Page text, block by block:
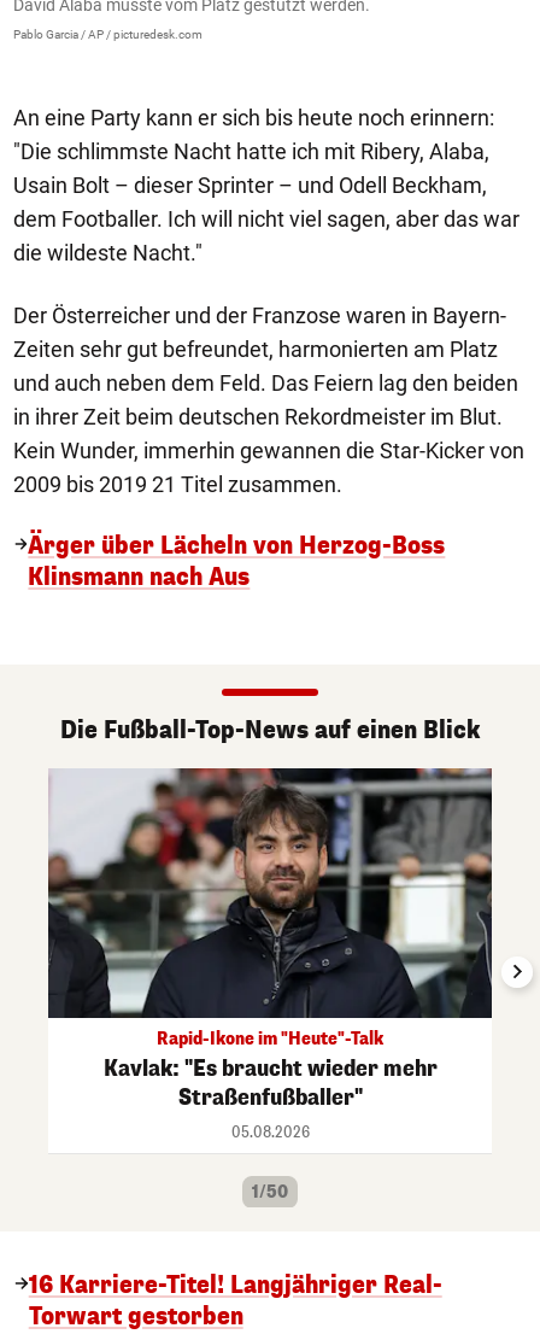
David Alaba musste vom Platz gestützt werden.
Pablo Garcia / AP / picturedesk.com
An eine Party kann er sich bis heute noch erinnern:
"Die schlimmste Nacht hatte ich mit Ribery, Alaba,
Usain Bolt – dieser Sprinter – und Odell Beckham,
dem Footballer. Ich will nicht viel sagen, aber das war
die wildeste Nacht."
Der Österreicher und der Franzose waren in Bayern-
Zeiten sehr gut befreundet, harmonierten am Platz
und auch neben dem Feld. Das Feiern lag den beiden
in ihrer Zeit beim deutschen Rekordmeister im Blut.
Kein Wunder, immerhin gewannen die Star-Kicker von
2009 bis 2019 21 Titel zusammen.
Ärger über Lächeln von Herzog-Boss
Klinsmann nach Aus
Die Fußball-Top-News auf einen Blick
Rapid-Ikone im "Heute"-Talk
Kavlak: "Es braucht wieder mehr
Straßenfußballer"
05.08.2026
1/50
16 Karriere-Titel! Langjähriger Real-
Torwart gestorben